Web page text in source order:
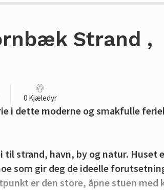
Strand ,
0 Kjæledyr
i dette moderne og smakfulle
til strand, havn, by og natur. Huset
som gir deg de ideelle
er den store, åpne stuen med